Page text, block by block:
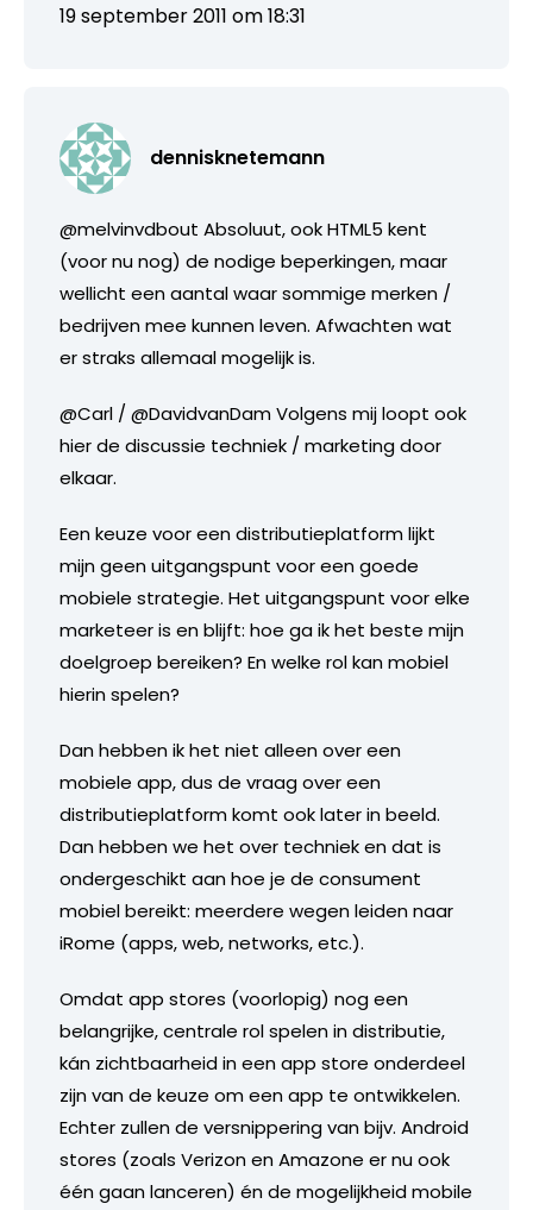
19 september 2011 om 18:31
dennisknetemann
@melvinvdbout Absoluut, ook HTML5 kent
(voor nu nog) de nodige beperkingen, maar
wellicht een aantal waar sommige merken /
bedrijven mee kunnen leven. Afwachten wat
er straks allemaal mogelijk is.
@Carl / @DavidvanDam Volgens mij loopt ook
hier de discussie techniek / marketing door
elkaar.
Een keuze voor een distributieplatform lijkt
mijn geen uitgangspunt voor een goede
mobiele strategie. Het uitgangspunt voor elke
marketeer is en blijft: hoe ga ik het beste mijn
doelgroep bereiken? En welke rol kan mobiel
hierin spelen?
Dan hebben ik het niet alleen over een
mobiele app, dus de vraag over een
distributieplatform komt ook later in beeld.
Dan hebben we het over techniek en dat is
ondergeschikt aan hoe je de consument
mobiel bereikt: meerdere wegen leiden naar
iRome (apps, web, networks, etc.).
Omdat app stores (voorlopig) nog een
belangrijke, centrale rol spelen in distributie,
kán zichtbaarheid in een app store onderdeel
zijn van de keuze om een app te ontwikkelen.
Echter zullen de versnippering van bijv. Android
stores (zoals Verizon en Amazone er nu ook
één gaan lanceren) én de mogelijkheid mobile